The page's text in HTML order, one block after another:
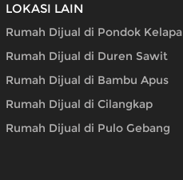
LOKASI LAIN
Rumah Dijual di Pondok Kelapa
Rumah Dijual di Duren Sawit
Rumah Dijual di Bambu Apus
Rumah Dijual di Cilangkap
Rumah Dijual di Pulo Gebang